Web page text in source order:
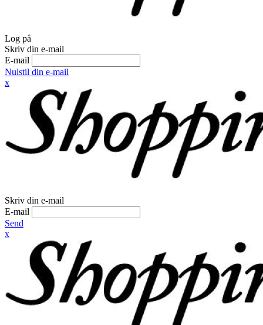
Log på
Skriv din e-mail
E-mail
Nulstil din e-mail
x
Skriv din e-mail
E-mail
Send
x